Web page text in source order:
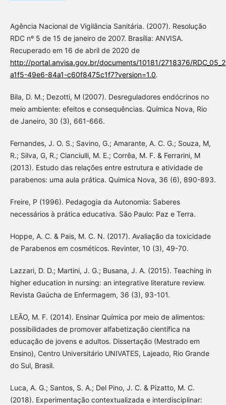
Agência Nacional de Vigilância Sanitária. (2007). Resolução
RDC nº 5 de 15 de janeiro de 2007. Brasília: ANVISA.
Recuperado em 16 de abril de 2020 de
http://portal.anvisa.gov.br/documents/10181/2718376/
a1f5-49e6-84a1-c60f8475c1f7?version=1.0.
Bila, D. M.; Dezotti, M (2007). Desreguladores endócrinos no
meio ambiente: efeitos e consequências. Química Nova, Rio
de Janeiro, 30 (3), 661-666.
Fernandes, J. O. S.; Savino, G.; Amarante, A. C. G.; Souza, M,
R.; Silva, G, R.; Cianciulli, M. E.; Corrêa, M. F. & Ferrarini, M
(2013). Estudo das relações entre estrutura e atividade de
parabenos: uma aula prática. Quimica Nova, 36 (6), 890-893.
Freire, P (1996). Pedagogia da Autonomia: Saberes
necessários à prática educativa. São Paulo: Paz e Terra.
Hoppe, A. C. & Pais, M. C. N. (2017). Avaliação da toxicidade
de Parabenos em cosméticos. Revinter, 10 (3), 49-70.
Lazzari, D. D.; Martini, J. G.; Busana, J. A. (2015). Teaching in
higher education in nursing: an integrative literature review.
Revista Gaúcha de Enfermagem, 36 (3), 93-101.
LEÃO, M. F. (2014). Ensinar Química por meio de alimentos:
possibilidades de promover alfabetização científica na
educação de jovens e adultos. Dissertação (Mestrado em
Ensino), Centro Universitário UNIVATES, Lajeado, Rio Grande
do Sul, Brasil.
Luca, A. G.; Santos, S. A.; Del Pino, J. C. & Pizatto, M. C.
(2018). Experimentação contextualizada e interdisciplinar: